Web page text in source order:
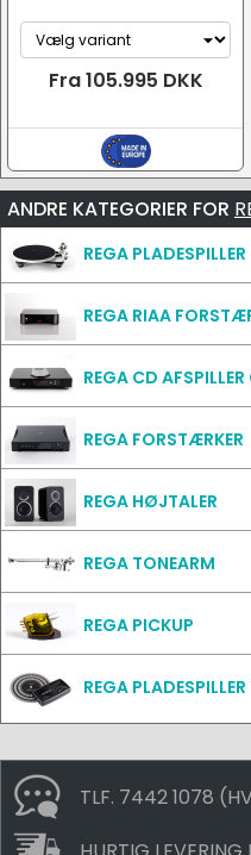
Fra 105.995 DKK
ANDRE KATEGORIER FOR
REGA PLADESPILLER
REGA RIAA
REGA CD
REGA FORSTÆRKER
REGA HØJTALER
REGA TONEARM
REGA PICKUP
REGA
TLF. 7442 1078